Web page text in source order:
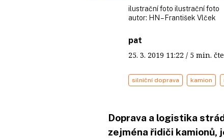
ilustrační foto ilustrační foto
autor: HN – František Vlček
pat
25. 3. 2019 11:22 / 5 min.
silniční doprava kamion
Doprava a logistika
zejména řidiči kamionů,